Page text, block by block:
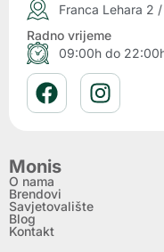
Franca Lehara 2
Radno vrijeme
09:00h do
Monis
O nama
Brendovi
Savjetovalište
Blog
Kontakt